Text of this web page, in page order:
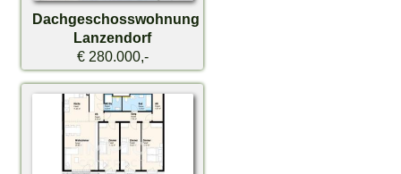
Dachgeschosswohnung
Lanzendorf
€ 280.000,-